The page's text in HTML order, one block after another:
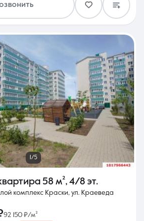
1/5
58 м², 4/8 эт.
комплекс Краски, ул. Краеведа
92 150 ₽/м²